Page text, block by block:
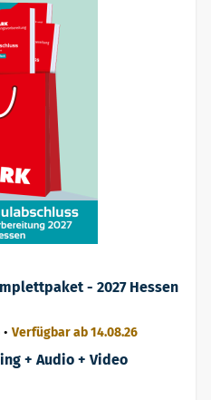
- 2027 Hessen
• Verfügbar ab 14.08.26
+ Audio + Video